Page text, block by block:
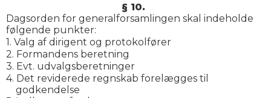
§ 10.
Dagsorden for generalforsamlingen skal indeholde
følgende punkter:
1. Valg af dirigent og protokolfører
2. Formandens beretning
3. Evt. udvalgsberetninger
4. Det reviderede regnskab forelægges til
godkendelse